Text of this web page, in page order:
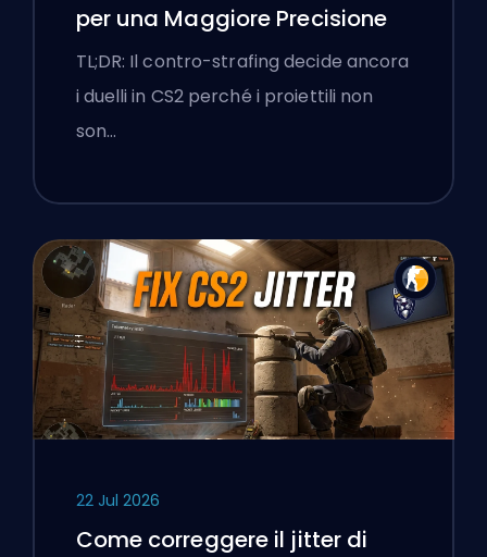
per una Maggiore Precisione
TL;DR: Il contro-strafing decide ancora
i duelli in CS2 perché i proiettili non
son…
22 Jul 2026
Come correggere il jitter di